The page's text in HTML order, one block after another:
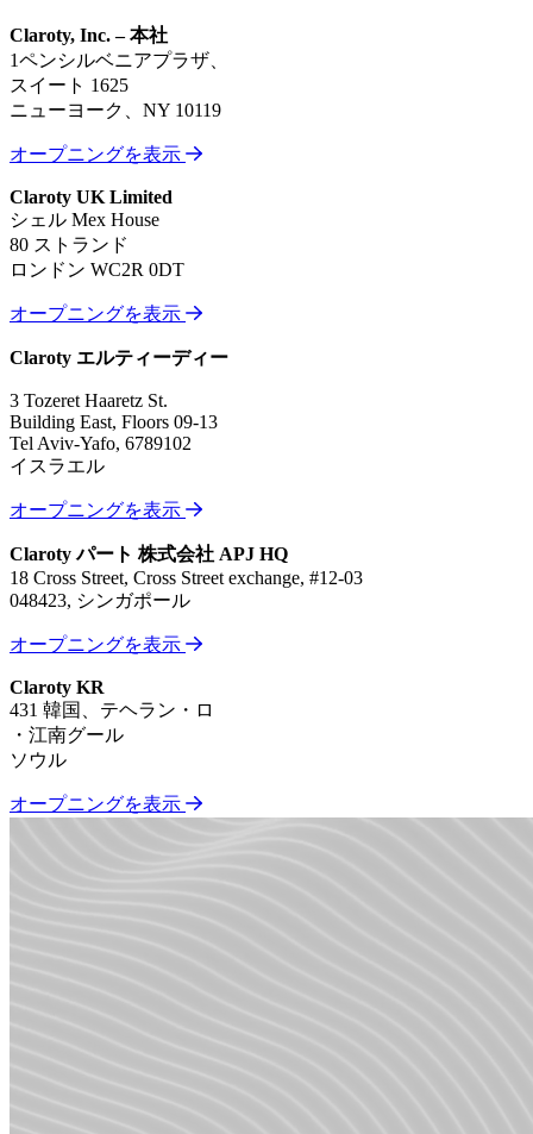
Claroty, Inc. – 本社
1ペンシルベニアプラザ、
スイート 1625
ニューヨーク、NY 10119
オープニングを表示
Claroty UK Limited
シェル Mex House
80 ストランド
ロンドン WC2R 0DT
オープニングを表示
Claroty エルティーディー
3 Tozeret Haaretz St.
Building East, Floors 09-13
Tel Aviv-Yafo, 6789102
イスラエル
オープニングを表示
Claroty パート 株式会社 APJ HQ
18 Cross Street, Cross Street exchange, #12-03
048423, シンガポール
オープニングを表示
Claroty KR
431 韓国、テヘラン・ロ
・江南グール
ソウル
オープニングを表示